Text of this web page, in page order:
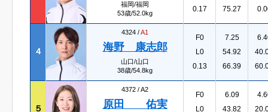
福岡/福岡
53歳/52.0kg
0.17
75.27
４
4324 /A1
海野 康志郎
山口/山口
38歳/54.8kg
F0
L0
0.13
7.25
54.92
66.39
５
4372 /A2
原田 佑実
F0
L0
6.09
43.82